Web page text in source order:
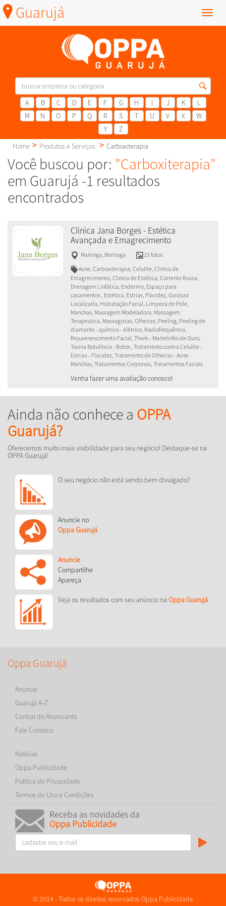
Menu
Guarujá
A B C D E F G H I J K
L
M
N O P Q R S T U V X
W
Y
Z
Home
Produtos e Serviços Carboxiterapia
Você buscou por: "Carboxiterapia"
em Guarujá -1 resultados
encontrados
Clinica Jana Borges - Estética
Avançada e Emagrecimento
Maitinga Bertioga
15 fotos
Acne, Carboxiterapia, Celulite, Clinica de
Emagrecimento, Clinica de Estética, Corrente Russa,
Drenagem Linfática, Endermo, Espaço para
casamentos , Estética, Estrias, Flacidez, Gordura
Localizada, Hidratação Facial, Limpeza de Pele,
Manchas, Massagem Modeladora, Massagem
Terapeutica, Massagistas, Olheiras, Peeling, Peeling de
diamante - químico - elétrico, Radiofrequência,
Rejuvenescimento Facial, Thork - Martelinho de Ouro,
Toxina Botulínica - Botox , Tratamento contra Celulite -
Estrias - Flacidez, Tratamento de Olheiras - Acne -
Manchas, Tratamentos Corporais, Tratamentos Faciais
Venha fazer uma avaliação conosco!
Ainda não conhece a OPPA
Guarujá?
Oferecemos muito mais visibilidade para seu negócio! Destaque-se na
OPPA Guarujá!
O seu negócio não está sendo bem divulgado?
Anuncie no
Oppa Guarujá
Anuncie
Compartilhe
Apareça
Veja os resultados com seu anúncio na Oppa Guarujá
Oppa Guarujá
Anuncie
Guarujá A-Z
Central do Anunciante
Fale Conosco
Notícias
Oppa Publicidade
Política de Privacidade
Termos de Uso e Condições
Receba as novidades da
Oppa Publicidade
© 2014 - Todos os direitos reservados Oppa Publicidade